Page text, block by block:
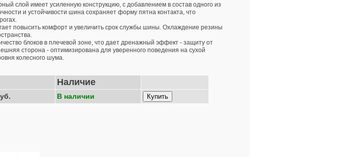
слой имеет усиленную конструкцию, с добавлением в состав одного из
и устойчивости шина сохраняет форму пятна контакта, что
повысить комфорт и увеличить срок службы шины. Охлаждение резины
блоков в плечевой зоне, что дает дренажный эффект - защиту от
сторона - оптимизирована для уверенного поведения на сухой
колесного шума.
Наличие
В наличии